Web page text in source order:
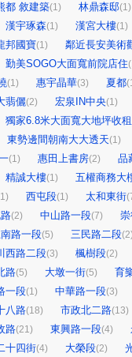
都 敘建築(1) 林鼎森邸(1)
漢宇琢森(1) 漢宮大樓(1)
邦國寶(1)
鄰近長安美術
勤美SOGO大面寬前院店住
(1) 惠宇晶華(3) 夏都
翡儷(2) 宏泉IN中央(1)
獨家6.8米大面寬大地坪收
東勢邊間朝南大大透天(1)
(1) 惠田上書房(2)
品
精誠大樓(1)
五權商務大
西屯段(1) 太和東街
(2) 中山路一段(7)
路一段(5) 三民路二段
西路二段(3) 楓樹段(2)
路(5) 大墩一街(5)
育
一段(1) 中華路一段(3)
八路(18) 市政北二路(13)
路(21) 東興路一段(4)
十四街(4) 大榮段(2)